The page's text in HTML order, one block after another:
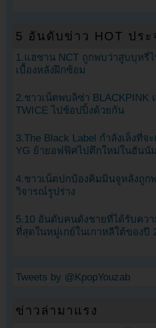
5 อันดับข่าว HOT ประ
1.แฮชาน NCT ถูกพบว่าสูบบุหรี่
เบื้องหลังฝึกซ้อม
2.ชาวเน็ตพบลิซ่า BLACKPINK
TWICE ไปช้อปปิ้งด้วยกัน
3.The Black Label กำลังเล็งที่จ
YG ย้ายอฟฟิศไปตึกใหม่ในฮันนั
4.ชาวเน็ตปกป้องคิมมินจูหลังถูก
วิจารณ์รูปร่าง
5.10 อันดับคนดังชายที่ได้รับคว
ที่สุดในหมู่เกย์ในเกาหลีใต้ของปี
Tweets by @KpopYouzab
ข่าวล่ามาแรง